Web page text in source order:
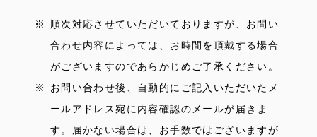
順次対応させていただいておりますが、お問い
合わせ内容によっては、お時間を頂戴する場合
がございますのであらかじめご了承ください。
お問い合わせ後、自動的にご記入いただいたメ
ールアドレス宛に内容確認のメールが届きま
す。届かない場合は、お手数ではございますが